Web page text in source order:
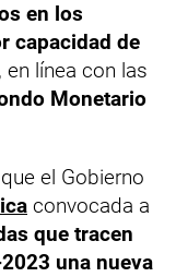
en los
capacidad de
, en línea con las
Monetario
el Gobierno
convocada a
que tracen
una nueva